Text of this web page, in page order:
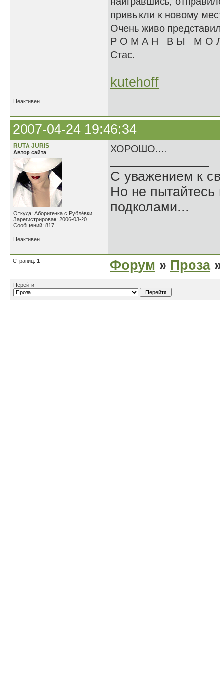
привыкли к новому
Очень живо
Р О М А Н В Ы М О
Стас.
kutehoff
Неактивен
2007-04-24 19:46:34
RUTА JURIS
Автор сайта
Откуда: Аборигенка с Рублёвки
Зарегистрирован: 2006-03-20
Сообщений: 817
ХОРОШО....
С уважением к
Но не пытайтесь
подколами...
Неактивен
Страниц: 1 Форум » Проза
Перейти